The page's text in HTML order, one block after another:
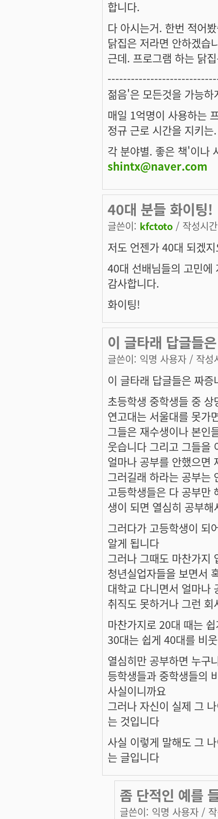
합니다.
다 아시는거. 한번 적어
닭집은 저라면 안하겠습
근데. 프로그램 하는 닭
젊음'은 모든것을 가능하
매일 1억명이 사용하는
정규 근로 시간을 지키
각 분야별. 좋은 책'이나
shintx@naver.com
40대 분들 화이팅!
글쓴이: kfctoto / 작성시
저도 언젠가 40대 되겠
40대 선배님들의 고민에
감사합니다.
화이팅!
이 글타래 답글들
글쓴이: 익명 사용자 / 작성
이 글타래 답글들은 짜
초등학생 중학생들 중
연고대는 서울대를 못가
그들은 재수생이나 본인
웃습니다 그리고 그들을
얼마나 공부를 안했으면
그러길래 하라는 공부는
고등학생들은 다 공부만
생이 되면 열심히 공부
그러다가 고등학생이 되
알게 됩니다
그러나 그때도 마찬가지
청년실업자들을 보면서
대학교 다니면서 얼마나
취직도 못하거나 그런
마찬가지로 20대 때는
30대는 쉽게 40대를 비
열심히만 공부하면 누구
등학생들과 중학생들의
사실이니까요
그러나 자신이 실제 그
는 것입니다
사실 이렇게 말해도 그
는 글입니다
좀 단적인 예를
글쓴이: 익명 사용자 /